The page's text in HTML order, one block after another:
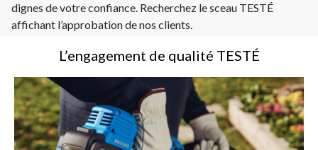
dignes de votre confiance. Recherchez le sceau TESTÉ
affichant l’approbation de nos clients.
L’engagement de qualité TESTÉ